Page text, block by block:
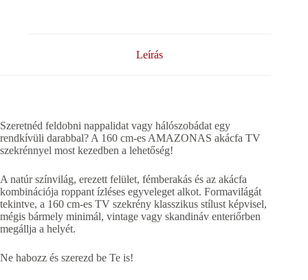
Leírás
Szeretnéd feldobni nappalidat vagy hálószobádat egy
rendkívüli darabbal? A 160 cm-es AMAZONAS akácfa TV
szekrénnyel most kezedben a lehetőség!
A natúr színvilág, erezett felület, fémberakás és az akácfa
kombinációja roppant ízléses egyveleget alkot. Formavilágát
tekintve, a 160 cm-es TV szekrény klasszikus stílust képvisel,
mégis bármely minimál, vintage vagy skandináv enteriőrben
megállja a helyét.
Ne habozz és szerezd be Te is!